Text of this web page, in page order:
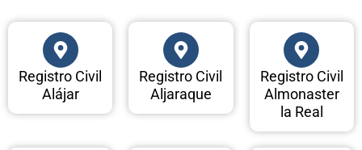
Registro Civil
Alájar
Registro Civil
Aljaraque
Registro Civil
Almonaster
la Real